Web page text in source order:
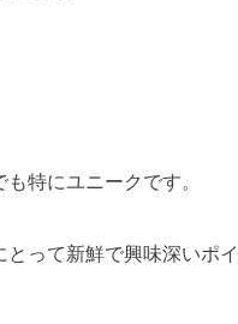
特にユニークです。
って新鮮で興味深いポイ